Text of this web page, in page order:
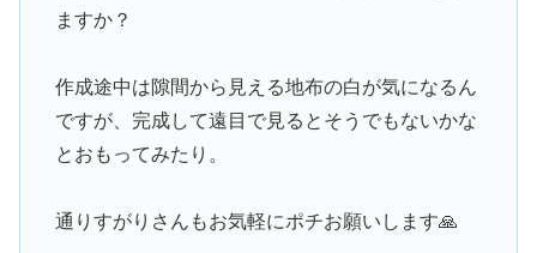
ますか？
作成途中は隙間から見える地布の白が気になるん
ですが、完成して遠目で見るとそうでもないかな
とおもってみたり。
通りすがりさんもお気軽にポチお願いします🙏